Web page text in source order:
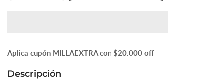
CPS)
CPS)
Aplica cupón MILLAEXTRA con $20.000 off
Descripción